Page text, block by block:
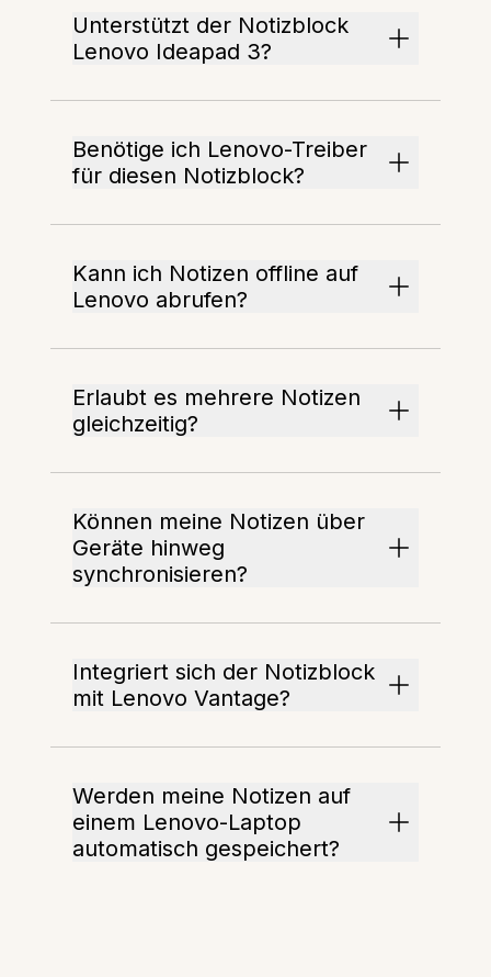
Unterstützt der Notizblock
Lenovo Ideapad 3?
Benötige ich Lenovo-Treiber
für diesen Notizblock?
Kann ich Notizen offline auf
Lenovo abrufen?
Erlaubt es mehrere Notizen
gleichzeitig?
Können meine Notizen über
Geräte hinweg
synchronisieren?
Integriert sich der Notizblock
mit Lenovo Vantage?
Werden meine Notizen auf
einem Lenovo-Laptop
automatisch gespeichert?